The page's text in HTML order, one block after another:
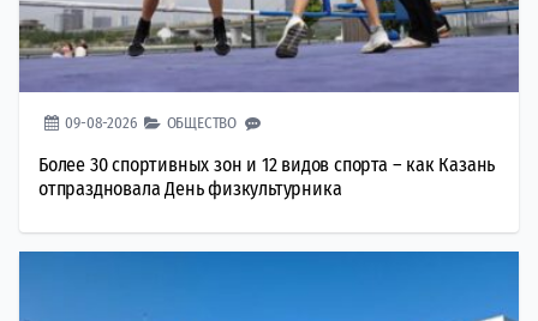
09-08-2026 ОБЩЕСТВО
Более 30 спортивных зон и 12 видов спорта – как Казань
отпраздновала День физкультурника